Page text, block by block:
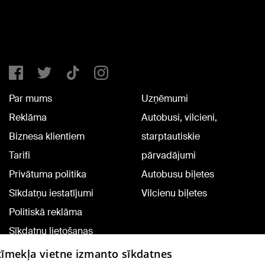
Par mums
Reklāma
Biznesa klientiem
Tarifi
Privātuma politika
Sīkdatņu iestatījumi
Politiskā reklāma
Sīkdatņu lietošanas
noteikumi
Uzņēmumi
Autobusi, vilcieni,
starptautiskie
pārvadājumi
Autobusu biļetes
Vilcienu biļetes
vietne izmanto sīkdatnes